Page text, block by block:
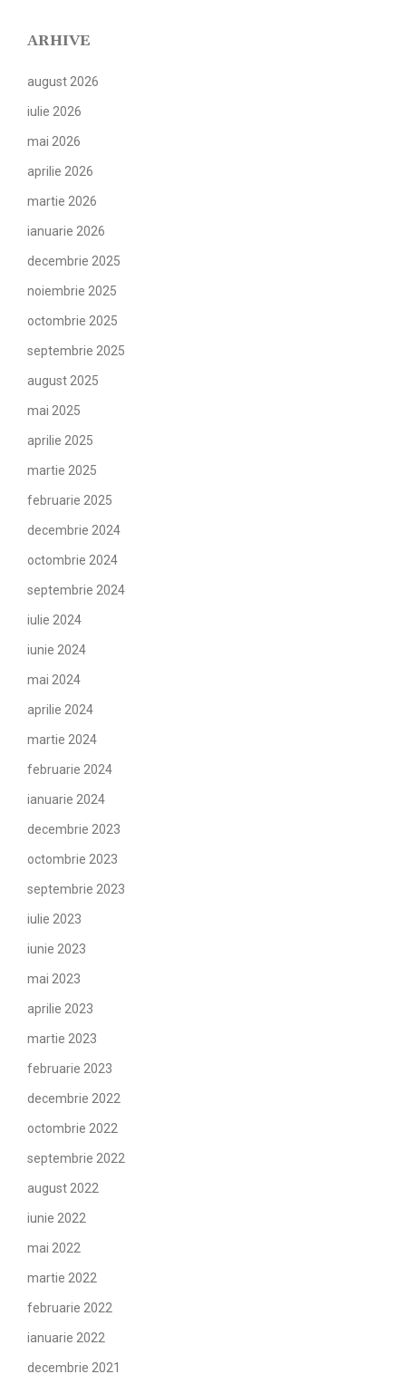
ARHIVE
august 2026
iulie 2026
mai 2026
aprilie 2026
martie 2026
ianuarie 2026
decembrie 2025
noiembrie 2025
octombrie 2025
septembrie 2025
august 2025
mai 2025
aprilie 2025
martie 2025
februarie 2025
decembrie 2024
octombrie 2024
septembrie 2024
iulie 2024
iunie 2024
mai 2024
aprilie 2024
martie 2024
februarie 2024
ianuarie 2024
decembrie 2023
octombrie 2023
septembrie 2023
iulie 2023
iunie 2023
mai 2023
aprilie 2023
martie 2023
februarie 2023
decembrie 2022
octombrie 2022
septembrie 2022
august 2022
iunie 2022
mai 2022
martie 2022
februarie 2022
ianuarie 2022
decembrie 2021